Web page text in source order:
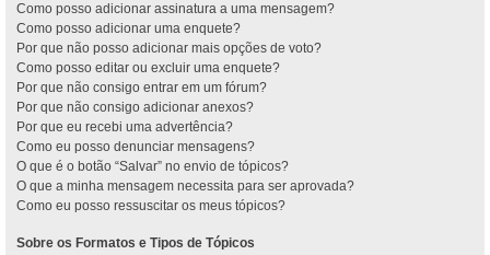
Como posso adicionar assinatura a uma mensagem?
Como posso adicionar uma enquete?
Por que não posso adicionar mais opções de voto?
Como posso editar ou excluir uma enquete?
Por que não consigo entrar em um fórum?
Por que não consigo adicionar anexos?
Por que eu recebi uma advertência?
Como eu posso denunciar mensagens?
O que é o botão “Salvar” no envio de tópicos?
O que a minha mensagem necessita para ser aprovada?
Como eu posso ressuscitar os meus tópicos?
Sobre os Formatos e Tipos de Tópicos